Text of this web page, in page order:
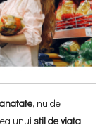
, nu de
unui stil de viata